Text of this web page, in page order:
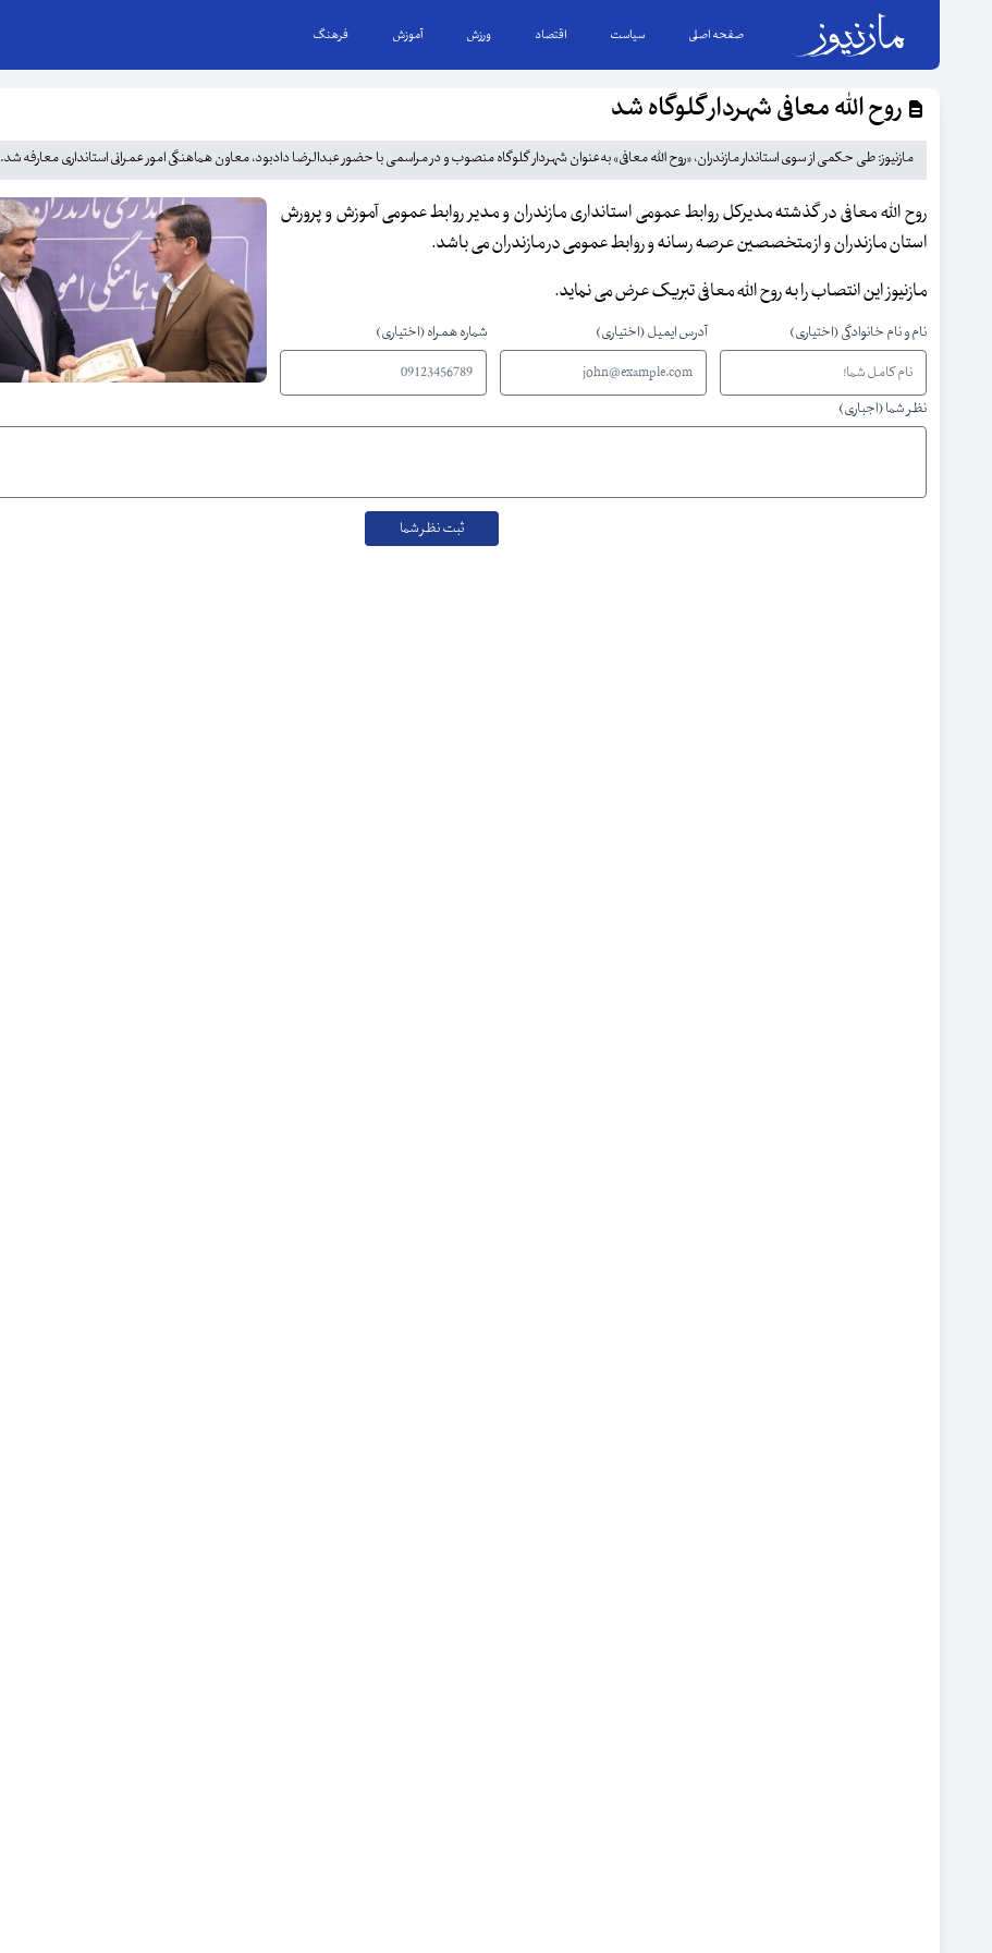
صفحه اصلی سیاست اقتصاد ورزش آموزش فرهنگ
روح الله معافی شهردار گلوگاه شد
مازنیوز: طی حکمی از سوی استاندار مازندران، «روح الله معافی» به‌عنوان شهردار گلوگاه منصوب و در مراسمی با حضور عبدالرضا دادبود، معاون هماهنگی امور عمرانی استانداری معارفه شد.
روح الله معافی در گذشته مدیرکل روابط عمومی استانداری مازندران و مدیر روابط عمومی آموزش و پرورش
استان مازندران و از متخصصین عرصه رسانه و روابط عمومی در مازندران می باشد.
مازنیوز این انتصاب را به روح الله معافی تبریک عرض می نماید.
نام و نام خانوادگی (اختیاری) آدرس ایمیل (اختیاری) شماره همراه (اختیاری)
نظر شما (اجباری)